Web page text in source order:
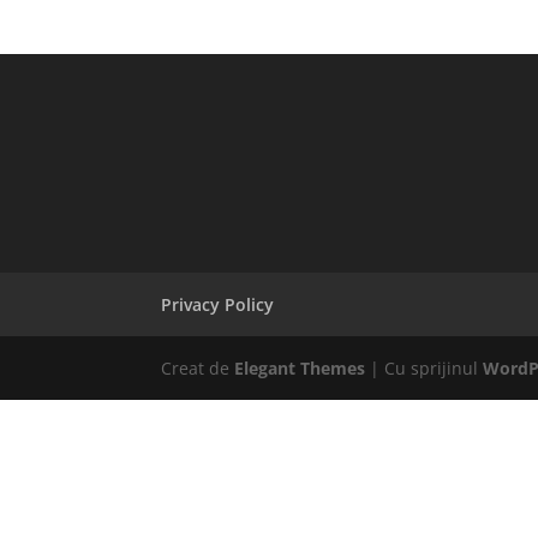
Privacy Policy
Creat de Elegant Themes | Cu sprijinul